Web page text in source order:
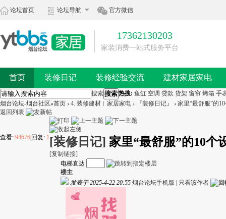
论坛首页 论坛导航 官方微信
17362130203
家装消费一站式服务平台
首页 装修日记 装修经验交流 建材家居家电
搜索搜索热搜: 鱼缸 空调 贷款 货架 窗帘 烤箱 手
烟台论坛-烟台社区»首页 › 4. 装修建材︱家居家电 › 『装修日记』 › 家里“最舒服”的
返回列表
查看: 94676 回复: 1[装修日记] 家里“最舒服”的10个
[复制链接]
电梯直达
楼主
发表于 2025-4-22 20:55 烟台论坛手机版 只看该作者